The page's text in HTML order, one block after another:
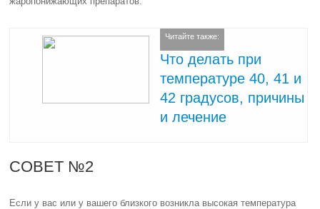
Читайте также:
Что делать при
температуре 40, 41 и
42 градусов, причины
и лечение
СОВЕТ №2
Если у вас или у вашего близкого возникла высокая температура